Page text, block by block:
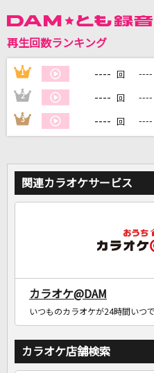
家族や友達と一
再生回数ランキング
1 ---- 回 ----
2 ---- 回 ----
3 ---- 回 ----
関連カラオケサービス
カラオケ@DAM
いつものカラオケが24時間いつ
カラオケ店舗検索